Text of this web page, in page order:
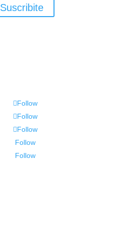
Suscribite
Follow
Follow
Follow
Follow
Follow